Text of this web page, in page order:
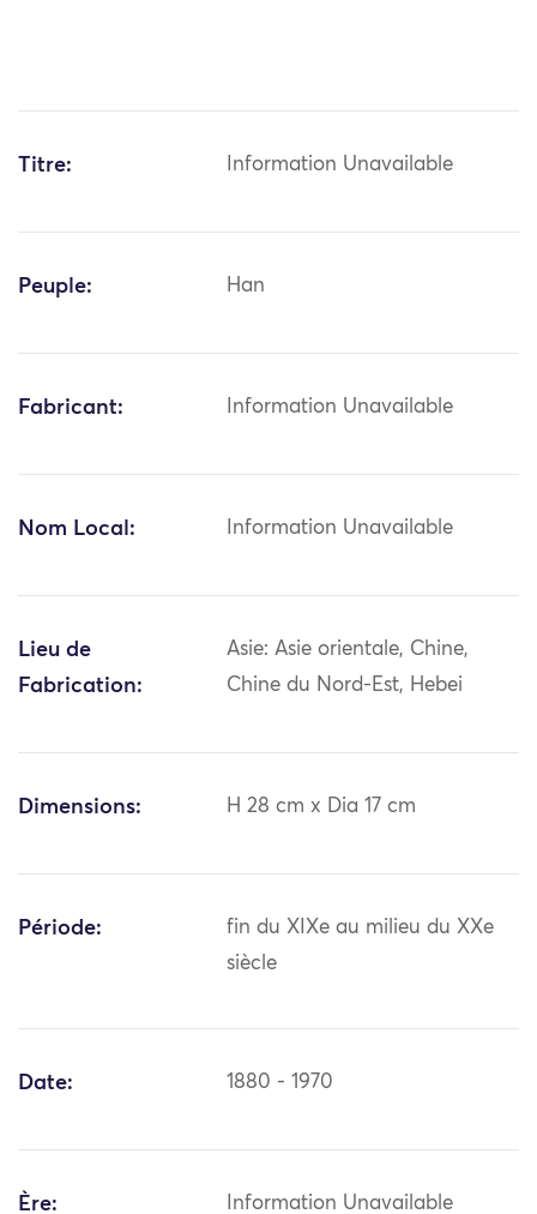
Titre: Information Unavailable
Peuple: Han
Fabricant: Information Unavailable
Nom Local: Information Unavailable
Lieu de
Fabrication:
Asie: Asie orientale, Chine,
Chine du Nord-Est, Hebei
Dimensions: H 28 cm x Dia 17 cm
Période:
fin du XIXe au milieu du XXe
siècle
Date: 1880 - 1970
Ère: Information Unavailable